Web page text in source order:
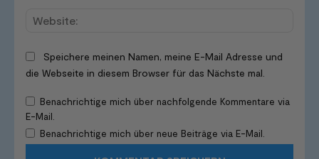
Speichere meinen Namen, meine E-Mail Adresse und
die Webseite in diesem Browser für das Nächste mal.
Benachrichtige mich über nachfolgende Kommentare via
E-Mail.
Benachrichtige mich über neue Beiträge via E-Mail.